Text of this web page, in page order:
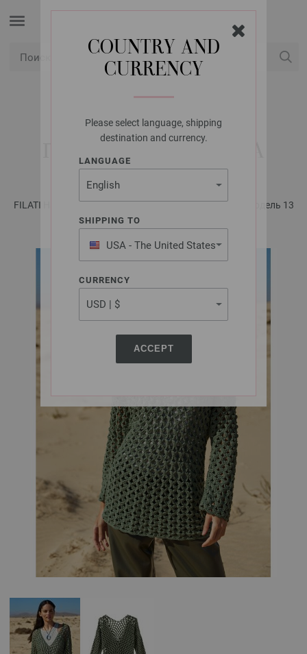
COUNTRY AND
CURRENCY
Please select language, shipping
destination and currency.
LANGUAGE
SHIPPING TO
USA - The United States
of America
CURRENCY
ACCEPT
LANA GROSSA
ПУЛОВЕР PROMESSA
FILATI Häkeln No. 6 - инструкции на русском языке | Модель 13